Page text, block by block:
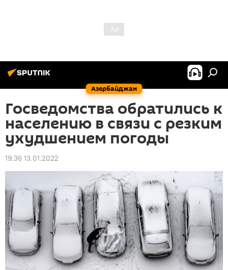
Азербайджан
Госведомства обратились к
населению в связи с резким
ухудшением погоды
19:36 13.01.2022